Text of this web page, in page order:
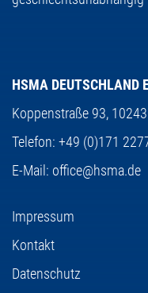
HSMA DEUTSCHLAND
Koppenstraße 93,
Telefon: +49 (0)171
E-Mail: office@hsma.de
Impressum
Kontakt
Datenschutz